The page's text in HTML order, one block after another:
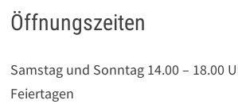
Öffnungszeiten
Samstag und Sonntag 14.00 – 18.00
Feiertagen